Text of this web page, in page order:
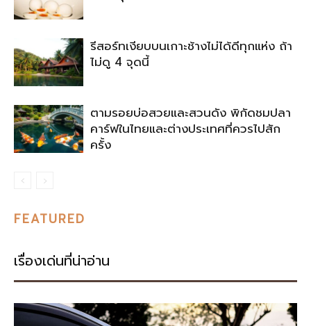
รีสอร์ทเงียบบนเกาะช้างไม่ได้ดีทุกแห่ง ถ้า
ไม่ดู 4 จุดนี้
ตามรอยบ่อสวยและสวนดัง พิกัดชมปลา
คาร์ฟในไทยและต่างประเทศที่ควรไปสัก
ครั้ง
FEATURED
เรื่องเด่นที่น่าอ่าน